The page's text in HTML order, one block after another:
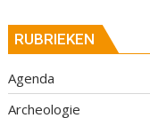
RUBRIEKEN
Agenda
Archeologie